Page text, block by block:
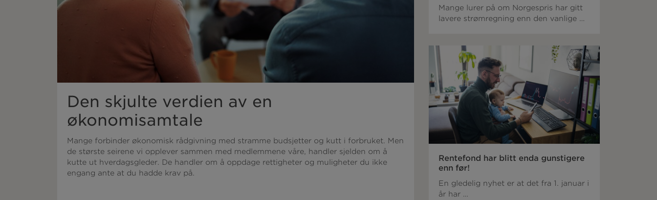
Den skjulte verdien av en
økonomisamtale
Mange forbinder økonomisk rådgivning med stramme budsjetter og kutt i forbruket. Men
de største seirene vi opplever sammen med medlemmene våre, handler sjelden om å
kutte ut hverdagsgleder. De handler om å oppdage rettigheter og muligheter du ikke
engang ante at du hadde krav på.
Mange lurer på om Norgespris har gitt
lavere strømregning enn den vanlige …
Rentefond har blitt enda gunstigere
enn før!
En gledelig nyhet er at det fra 1. januar i
år har …